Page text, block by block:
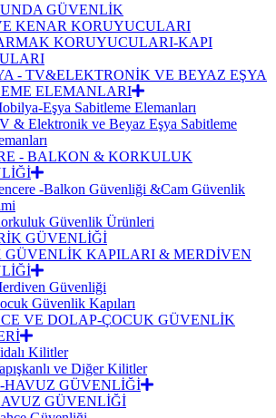
GÜVENLİK
KENAR KORUYUCULARI
KORUYUCULARI-KAPI
- TV&ELEKTRONİK VE BEYAZ EŞYA
ELEMANLARI
Eşya Sabitleme Elemanları
& Elektronik ve Beyaz Eşya Sabitleme
- BALKON & KORKULUK
-Balkon Güvenliği &Cam Güvenlik
Güvenlik Ürünleri
GÜVENLİĞİ
GÜVENLİK KAPILARI & MERDİVEN
Güvenliği
Güvenlik Kapıları
VE DOLAP-ÇOCUK GÜVENLİK
Kilitler
ve Diğer Kilitler
HAVUZ GÜVENLİĞİ
GÜVENLİĞİ